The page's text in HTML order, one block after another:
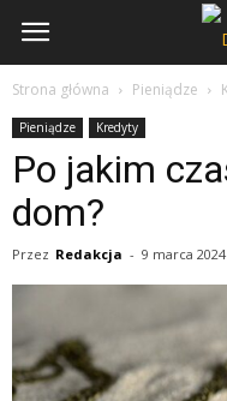
Strona główna Pieniądze
Pieniądze Kredyty
Po jakim
dom?
Przez Redakcja - 9 marca 2024